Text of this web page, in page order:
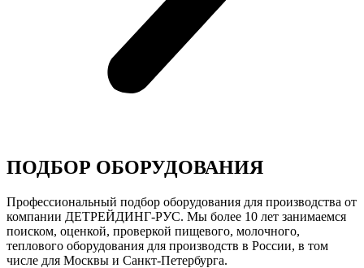
ПОДБОР ОБОРУДОВАНИЯ
Профессиональный подбор оборудования для производства от
компании ДЕТРЕЙДИНГ-РУС. Мы более 10 лет занимаемся
поиском, оценкой, проверкой пищевого, молочного,
теплового оборудования для производств в России, в том
числе для Москвы и Санкт-Петербурга.